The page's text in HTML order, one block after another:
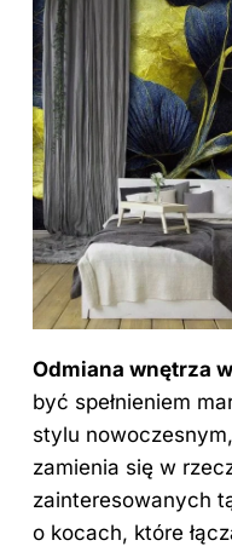
Odmiana wnętrza
być spełnieniem
stylu
zamienia się w
zainteresowanych
o kocach, które